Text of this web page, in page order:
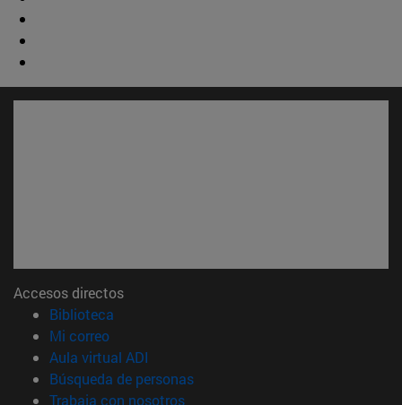
Accesos directos
Biblioteca
Mi correo(abre en nueva ventana)
Aula virtual ADI
Búsqueda de personas(abre en nueva ventana)
Trabaja con nosotros(abre en nueva ventana)